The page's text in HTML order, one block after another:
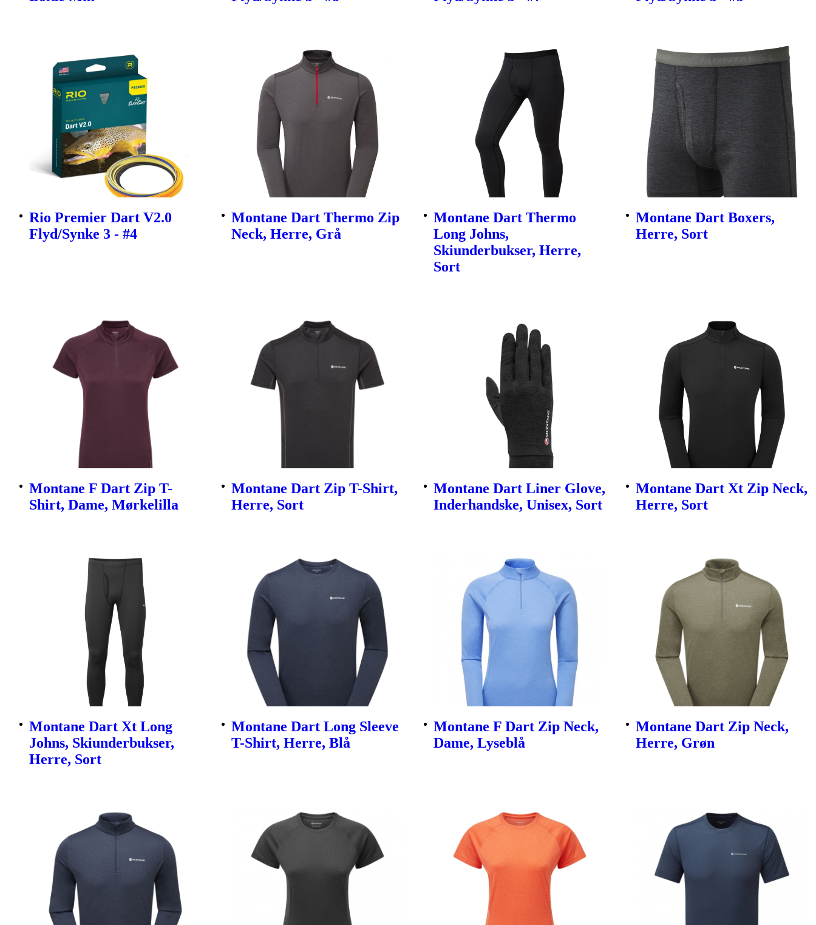
Rio Premier Dart V2.0
Flyd/Synke 3 - #4
Montane Dart Thermo Zip
Neck, Herre, Grå
Montane Dart Thermo
Long Johns,
Skiunderbukser, Herre,
Sort
Montane Dart Boxers,
Herre, Sort
Montane F Dart Zip T-
Shirt, Dame, Mørkelilla
Montane Dart Zip T-Shirt,
Herre, Sort
Montane Dart Liner Glove,
Inderhandske, Unisex, Sort
Montane Dart Xt Zip Neck,
Herre, Sort
Montane Dart Xt Long
Johns, Skiunderbukser,
Herre, Sort
Montane Dart Long Sleeve
T-Shirt, Herre, Blå
Montane F Dart Zip Neck,
Dame, Lyseblå
Montane Dart Zip Neck,
Herre, Grøn